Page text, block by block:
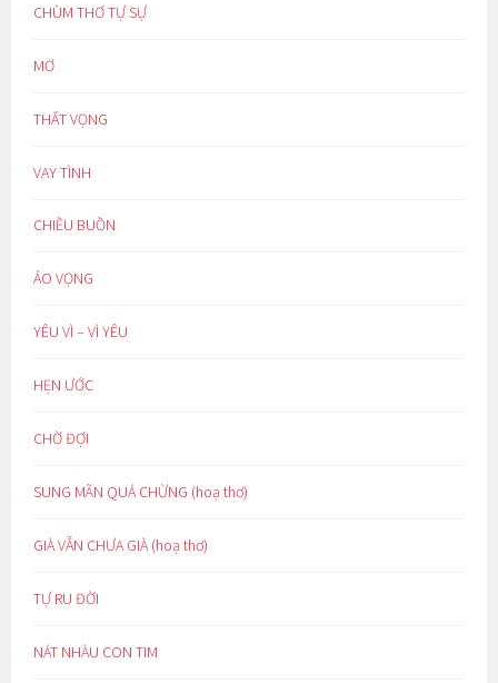
CHÙM THƠ TỰ SỰ
MƠ
THẤT VỌNG
VAY TÌNH
CHIỀU BUỒN
ẢO VỌNG
YÊU VÌ – VÌ YÊU
HẸN ƯỚC
CHỜ ĐỢI
SUNG MÃN QUÁ CHỪNG (hoạ thơ)
GIÀ VẪN CHƯA GIÀ (hoạ thơ)
TỰ RU ĐỜI
NÁT NHÀU CON TIM